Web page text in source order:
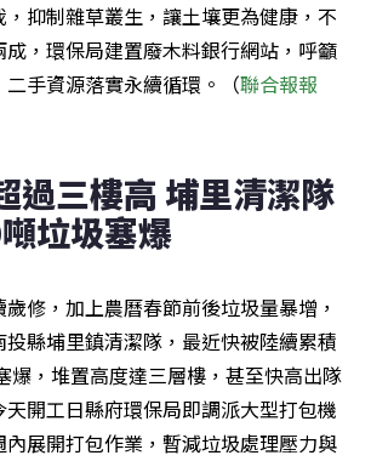
抑制雜草叢生，讓土壤更為健康，不
，環保局建置廢木料銀行網站，呼籲
手資源落實永續循環。（聯合報報
過三樓高 埔里清潔隊
垃圾塞爆
修，加上農曆春節前後垃圾量暴增，
縣埔里鎮清潔隊，最近快被陸續累積
爆，堆置高度達三層樓，甚至快高出隊
開工日縣府環保局即調派大型打包機
展開打包作業，暫減垃圾處理壓力與